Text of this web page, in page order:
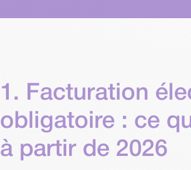
1. Facturation
obligatoire : ce
à partir de 2026